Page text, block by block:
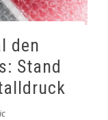
den
Stand